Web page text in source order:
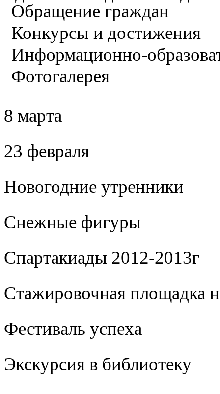
Обращение граждан
Конкурсы и достижения
Информационно-
Фотогалерея
8 марта
23 февраля
Новогодние утренники
Cнежные фигуры
Спартакиады 2012-2013г
Стажировочная
Фестиваль успеха
Экскурсия в библиотеку